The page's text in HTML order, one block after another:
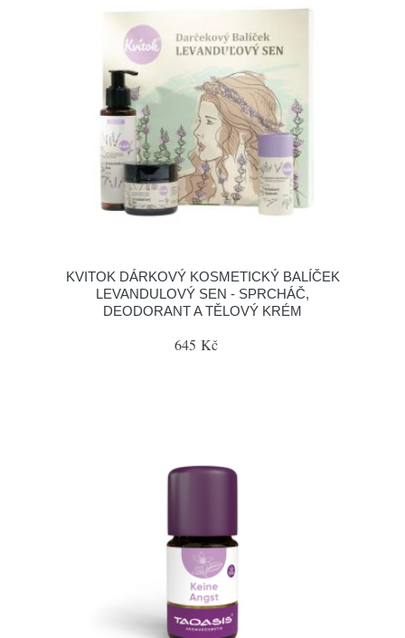
KVITOK DÁRKOVÝ KOSMETICKÝ BALÍČEK
LEVANDULOVÝ SEN - SPRCHÁČ,
DEODORANT A TĚLOVÝ KRÉM
645 Kč